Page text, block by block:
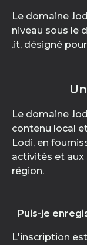
Le domaine
niveau sous le
.it, désigné
Le domaine
contenu local
Lodi, en
activités et
région.
Puis-je
L'inscription